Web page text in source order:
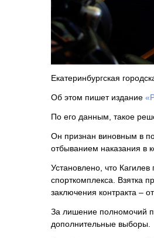
Екатеринбургская
Об этом пишет издание
По его данным, такое
Он признан виновным в
отбыванием наказания в
Установлено, что Кагилев
спорткомплекса. Взятка
заключения контракта –
За лишение полномочий
дополнительные выборы.